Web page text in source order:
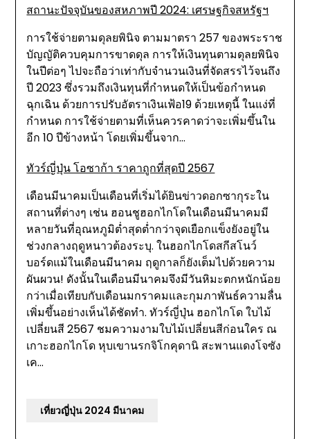
สถานะปัจจุบันของสหภาพปี 2024: เศรษฐกิจสหรัฐฯ
การใช้จ่ายตามดุลยพินิจ ตามมาตรา 257 ของพระราช
บัญญัติควบคุมการขาดดุล การให้เงินทุนตามดุลยพินิจ
ในปีต่อๆ ไปจะถือว่าเท่ากับจำนวนเงินที่จัดสรรไว้จนถึง
ปี 2023 ซึ่งรวมถึงเงินทุนที่กำหนดให้เป็นข้อกำหนด
ฉุกเฉิน ด้วยการปรับอัตราเงินเฟ้อ19 ด้วยเหตุนี้ ในแง่ที่
กำหนด การใช้จ่ายตามที่เห็นควรคาดว่าจะเพิ่มขึ้นใน
อีก 10 ปีข้างหน้า โดยเพิ่มขึ้นจาก…
ทัวร์ญี่ปุ่น โอซาก้า ราคาถูกที่สุดปี 2567
เดือนมีนาคมเป็นเดือนที่เริ่มได้ยินข่าวดอกซากุระใน
สถานที่ต่างๆ เช่น ฮอนชูฮอกไกโดในเดือนมีนาคมมี
หลายวันที่อุณหภูมิต่ำสุดต่ำกว่าจุดเยือกแข็งยังอยู่ใน
ช่วงกลางฤดูหนาวต้องระบุ. ในฮอกไกโดสกีสโนว์
บอร์ดแม้ในเดือนมีนาคม ฤดูกาลก็ยังเต็มไปด้วยความ
ผันผวน! ดังนั้นในเดือนมีนาคมจึงมีวันหิมะตกหนักน้อย
กว่าเมื่อเทียบกับเดือนมกราคมและกุมภาพันธ์ความลื่น
เพิ่มขึ้นอย่างเห็นได้ชัดทำ. ทัวร์ญี่ปุ่น ฮอกไกโด ใบไม้
เปลี่ยนสี 2567 ชมความงามใบไม้เปลี่ยนสีก่อนใคร ณ
เกาะฮอกไกโด หุบเขานรกจิโกคุดานิ สะพานแดงโจซัง
เค…
เที่ยวญี่ปุ่น 2024 มีนาคม